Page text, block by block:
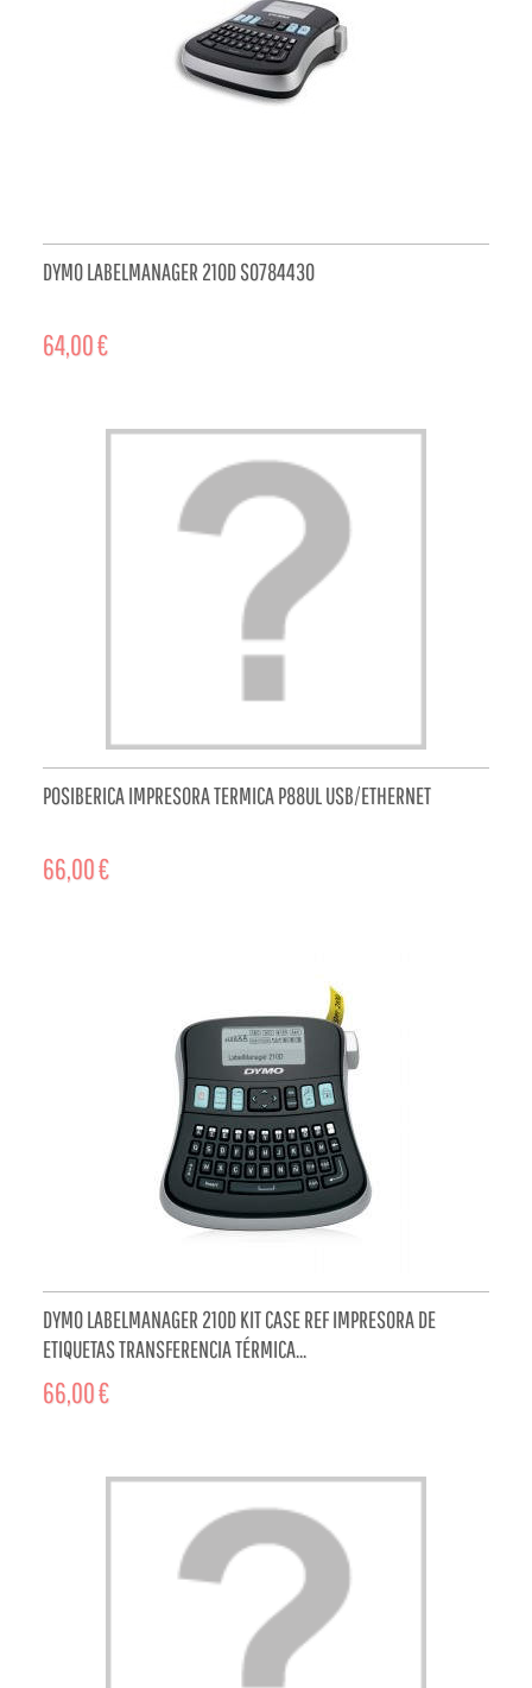
DYMO LABELMANAGER 210D S0784430
64,00 €
POSIBERICA IMPRESORA TERMICA P88UL USB/ETHERNET
66,00 €
DYMO LABELMANAGER 210D KIT CASE REF IMPRESORA DE
ETIQUETAS TRANSFERENCIA TÉRMICA...
66,00 €